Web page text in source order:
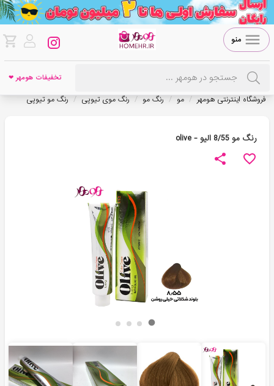
منو
تخفیفات هومهر ❤
فروشگاه اینترنتی هومهر / مو / رنگ مو / رنگ موی تیوپی / رنگ مو تیوپی
رنگ مو 8/55 الیو - olive